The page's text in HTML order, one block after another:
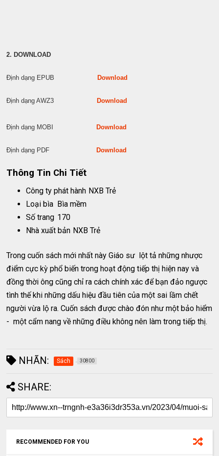
2. DOWNLOAD
Định dạng EPUB Download
Định dạng AWZ3 Download
Định dạng MOBI Download
Định dạng PDF Download
Thông Tin Chi Tiết
Công ty phát hành NXB Trẻ
Loại bìa Bìa mềm
Số trang 170
Nhà xuất bản NXB Trẻ
Trong cuốn sách mới nhất này Giáo sư lột tả những nhược
điểm cực kỳ phổ biến trong hoạt động tiếp thị hiện nay và
đồng thời ông cũng chỉ ra cách chính xác để bạn đảo ngược
tình thế khi những dấu hiệu đầu tiên của một sai lầm chết
người vừa lộ ra. Cuốn sách được chào đón như một bảo hiểm
- một cẩm nang về những điều không nên làm trong tiếp thị.
NHÃN: Sách 30800
SHARE:
RECOMMENDED FOR YOU